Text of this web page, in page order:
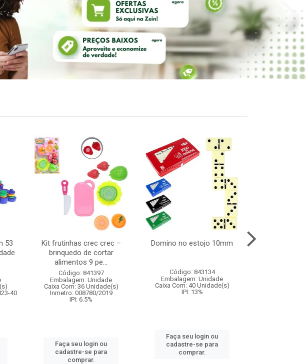
53
40
Kit frutinhas crec crec –
brinquedo de cortar
alimentos 9 pe...
Código: 841397
Embalagem: Unidade
Caixa Com: 36 Unidade(s)
Inmetro: 008780/2019
IPI: 6.5%
Faça seu login ou
cadastre-se para
comprar.
Domino no estojo 10mm
Código: 843134
Embalagem: Unidade
Caixa Com: 40 Unidade(s)
IPI: 13%
Faça seu login ou
cadastre-se para
comprar.